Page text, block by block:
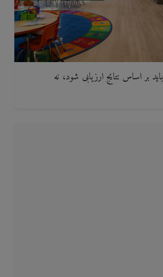
عملکرد رهبری BHUSD باید بر اساس نتایج ارزیابی شود، نه